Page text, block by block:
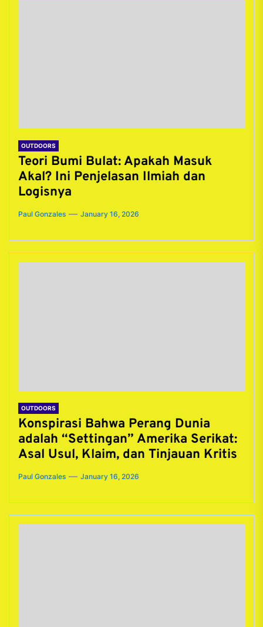
OUTDOORS
Teori Bumi Bulat: Apakah Masuk
Akal? Ini Penjelasan Ilmiah dan
Logisnya
Paul Gonzales January 16, 2026
OUTDOORS
Konspirasi Bahwa Perang Dunia
adalah “Settingan” Amerika Serikat:
Asal Usul, Klaim, dan Tinjauan Kritis
Paul Gonzales January 16, 2026